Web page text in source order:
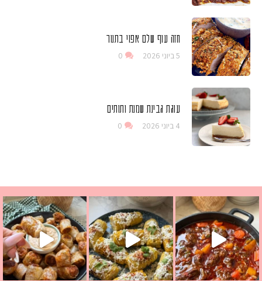
חזה עוף שלם אפוי בתנור
5 ביוני 2026 0
עוגת גבינת שמנת ותותים
4 ביוני 2026 0
בולגרית מעודנת מ
פרגיות קריספיים ממכרים שמכינים בכמה דקות עב